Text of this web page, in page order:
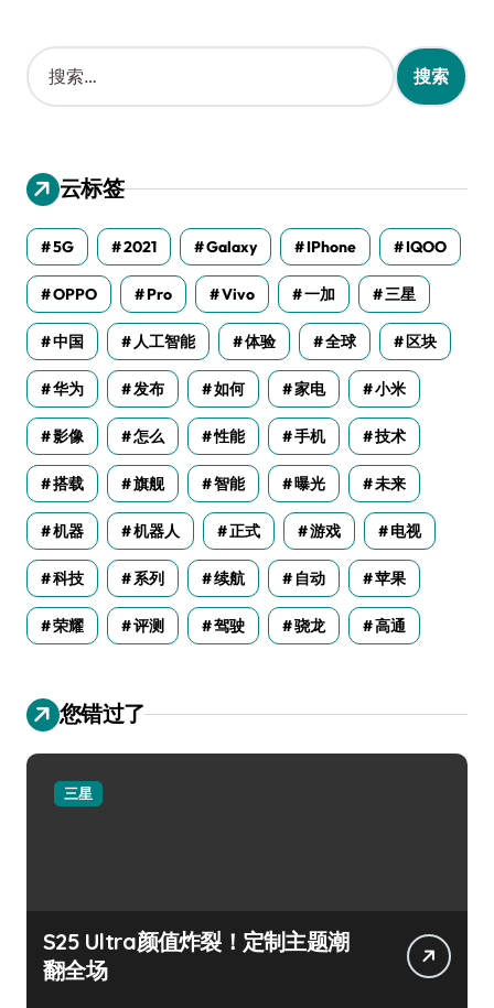
搜
索
：
云标签
5G 2021 Galaxy IPhone IQOO
OPPO Pro Vivo 一加 三星
中国 人工智能 体验 全球 区块
华为 发布 如何 家电 小米
影像 怎么 性能 手机 技术
搭载 旗舰 智能 曝光 未来
机器 机器人 正式 游戏 电视
科技 系列 续航 自动 苹果
荣耀 评测 驾驶 骁龙 高通
您错过了
三星
S25 Ultra颜值炸裂！定制主题潮
翻全场